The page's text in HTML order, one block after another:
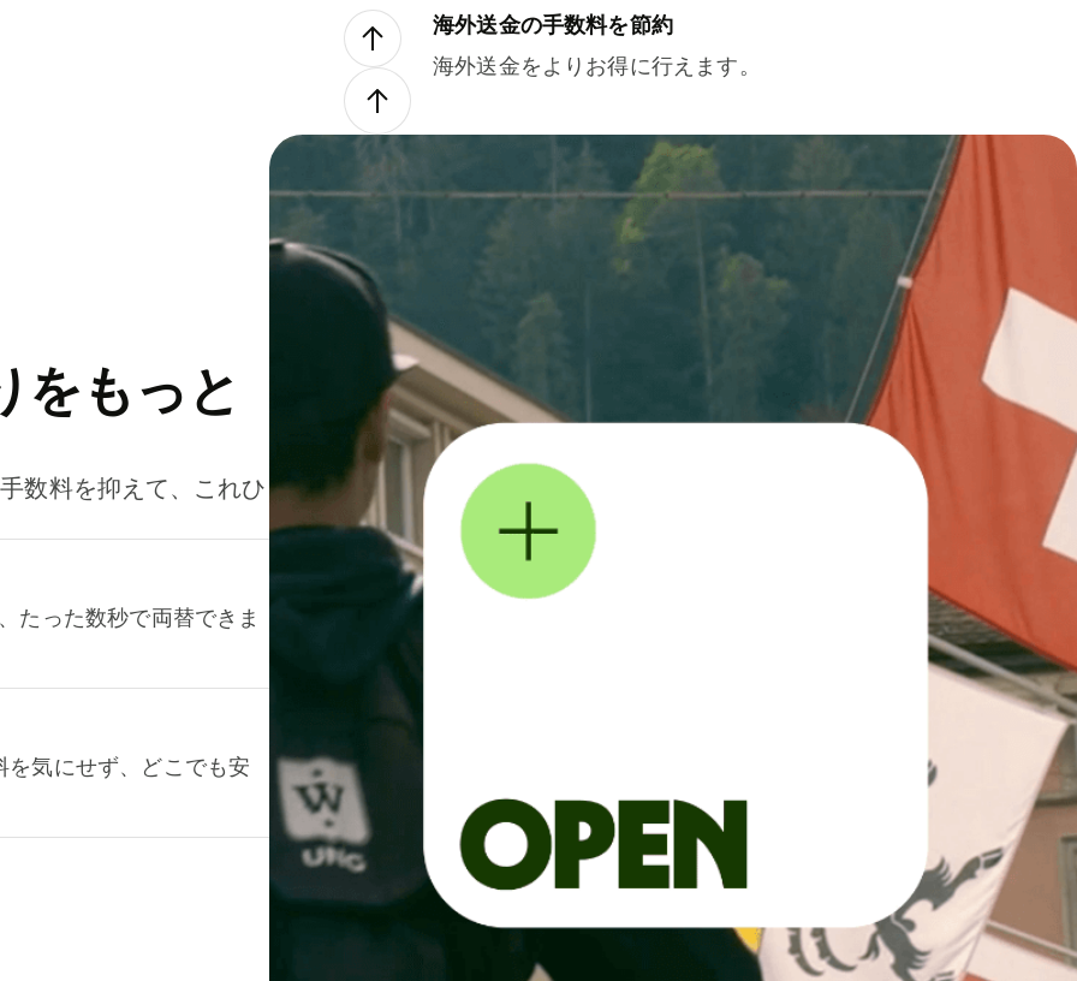
海外送金の手数料を節約
海外送金をよりお得に行えます。
をもっと
数料を抑えて、これひ
たった数秒で両替できま
気にせず、どこでも安